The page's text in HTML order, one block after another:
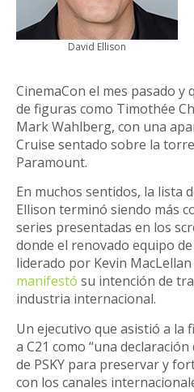
David Ellison
CinemaCon el mes pasado y
de figuras como Timothée
Mark Wahlberg, con una
Cruise sentado sobre la
Paramount.
En muchos sentidos, la lista
Ellison terminó siendo más
series presentadas en los
donde el renovado equipo
liderado por Kevin
manifestó su intención de
industria internacional.
Un ejecutivo que asistió a la
a C21 como “una
de PSKY para preservar y
con los canales